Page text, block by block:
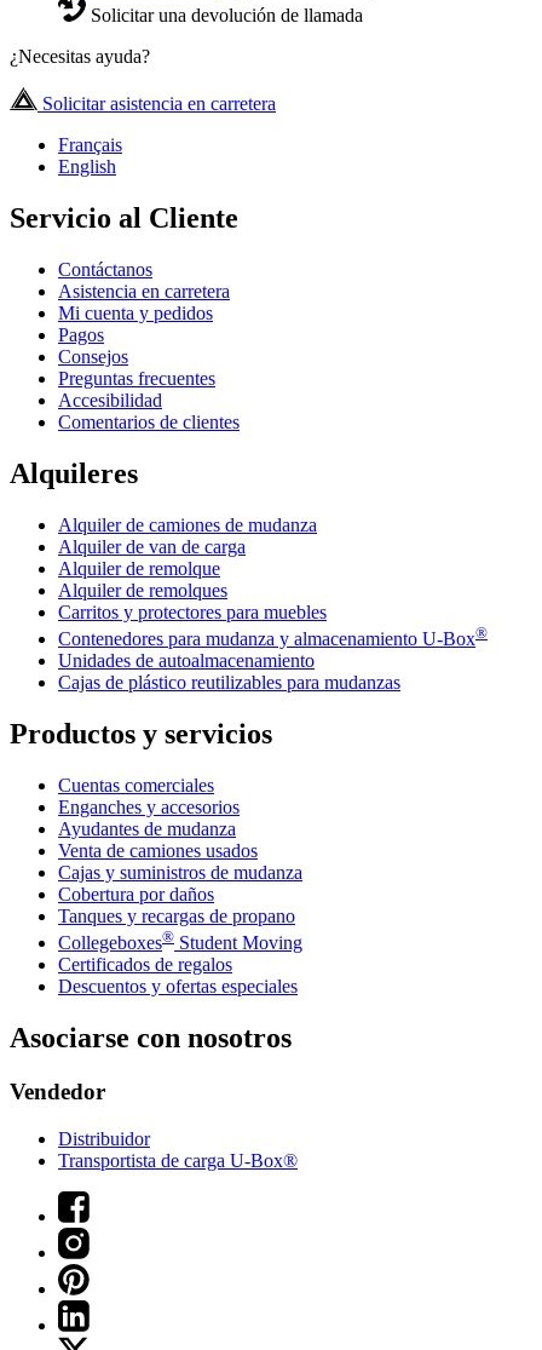
Solicitar una devolución de llamada
¿Necesitas ayuda?
Solicitar asistencia en carretera
Français
English
Servicio al Cliente
Contáctanos
Asistencia en carretera
Mi cuenta y pedidos
Pagos
Consejos
Preguntas frecuentes
Accesibilidad
Comentarios de clientes
Alquileres
Alquiler de camiones de mudanza
Alquiler de van de carga
Alquiler de remolque
Alquiler de remolques
Carritos y protectores para muebles
Contenedores para mudanza y almacenamiento U-Box®
Unidades de autoalmacenamiento
Cajas de plástico reutilizables para mudanzas
Productos y servicios
Cuentas comerciales
Enganches y accesorios
Ayudantes de mudanza
Venta de camiones usados
Cajas y suministros de mudanza
Cobertura por daños
Tanques y recargas de propano
Collegeboxes® Student Moving
Certificados de regalos
Descuentos y ofertas especiales
Asociarse con nosotros
Vendedor
Distribuidor
Transportista de carga U-Box®